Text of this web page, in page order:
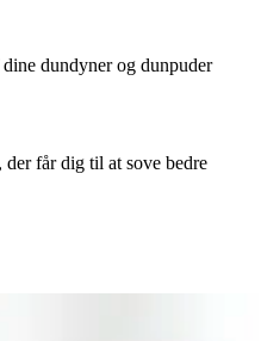
dundyner og dunpuder
får dig til at sove bedre